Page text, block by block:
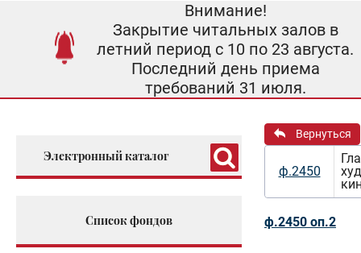
Внимание!
Закрытие читальных залов в
летний период с 10 по 23 августа.
Последний день приема
требований 31 июля.
Электронный каталог
Список фондов
Вернуться
ф.2450
ф.2450 оп.2